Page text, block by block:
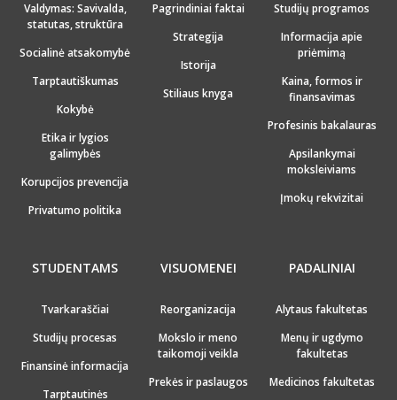
Valdymas: Savivalda,
statutas, struktūra
Socialinė atsakomybė
Tarptautiškumas
Kokybė
Etika ir lygios
galimybės
Korupcijos prevencija
Privatumo politika
Pagrindiniai faktai
Strategija
Istorija
Stiliaus knyga
Studijų programos
Informacija apie
priėmimą
Kaina, formos ir
finansavimas
Profesinis bakalauras
Apsilankymai
moksleiviams
Įmokų rekvizitai
STUDENTAMS
Tvarkaraščiai
Studijų procesas
Finansinė informacija
Tarptautinės
VISUOMENEI
Reorganizacija
Mokslo ir meno
taikomoji veikla
Prekės ir paslaugos
PADALINIAI
Alytaus fakultetas
Menų ir ugdymo
fakultetas
Medicinos fakultetas